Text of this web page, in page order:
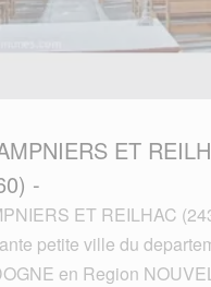
ET
-
ET REILHAC
petite ville du
en Region